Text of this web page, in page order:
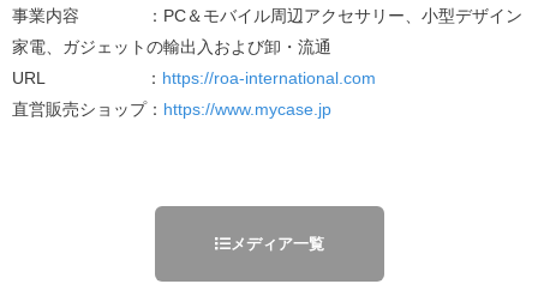
事業内容 ：PC＆モバイル周辺アクセサリー、小型デザイン
家電、ガジェットの輸出入および卸・流通
URL ： https://roa-international.com
直営販売ショップ： https://www.mycase.jp
メディア一覧